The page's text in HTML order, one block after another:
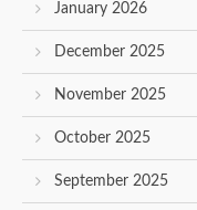
January 2026
December 2025
November 2025
October 2025
September 2025